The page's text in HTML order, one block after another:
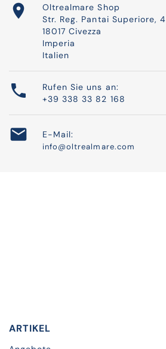

Oltrealmare Shop
Str. Reg. Pantai Superiore, 4
18017 Civezza
Imperia
Italien

Rufen Sie uns an:
+39 338 33 82 168
 E-Mail:
info@oltrealmare.com
ARTIKEL